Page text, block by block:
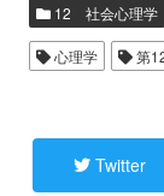
12 社会心理学
心理学 第
Twitter